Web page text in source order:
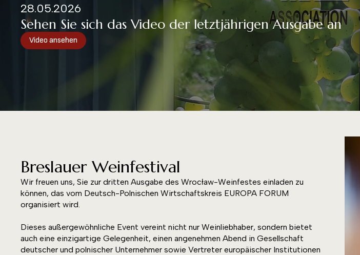
28.05.2026
Sehen Sie sich das Video der letztjährigen Ausgabe an
Video ansehen
Breslauer Weinfestival
Wir freuen uns, Sie zur dritten Ausgabe des Wrocław-Weinfestes einladen zu
können, das vom Deutsch-Polnischen Wirtschaftskreis EUROPA FORUM
organisiert wird.
Dieses außergewöhnliche Event vereint nicht nur Weinliebhaber, sondern bietet
auch eine einzigartige Gelegenheit, einen angenehmen Abend in Gesellschaft
deutscher und polnischer Unternehmer sowie Vertreter europäischer Institutionen